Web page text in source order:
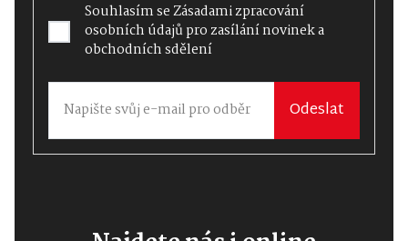
Souhlasím seZásadami zpracování
osobních údajůpro zasílání novinek a
obchodních sdělení
Odeslat